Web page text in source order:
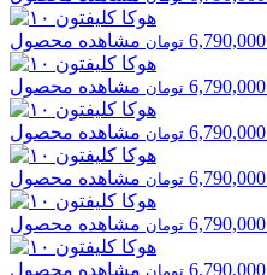
6,790,000 تومان مشاهده محصول
6,790,000 تومان مشاهده محصول
6,790,000 تومان مشاهده محصول
6,790,000 تومان مشاهده محصول
6,790,000 تومان مشاهده محصول
6,790,000 تومان مشاهده محصول